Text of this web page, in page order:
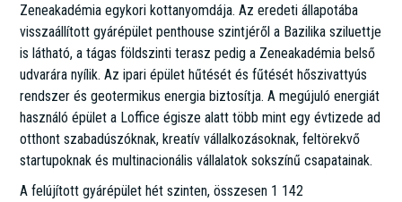
Zeneakadémia egykori kottanyomdája. Az eredeti állapotába
visszaállított gyárépület penthouse szintjéről a Bazilika sziluettje
is látható, a tágas földszinti terasz pedig a Zeneakadémia belső
udvarára nyílik. Az ipari épület hűtését és fűtését hőszivattyús
rendszer és geotermikus energia biztosítja. A megújuló energiát
használó épület a Loffice égisze alatt több mint egy évtizede ad
otthont szabadúszóknak, kreatív vállalkozásoknak, feltörekvő
startupoknak és multinacionális vállalatok sokszínű csapatainak.
A felújított gyárépület hét szinten, összesen 1 142